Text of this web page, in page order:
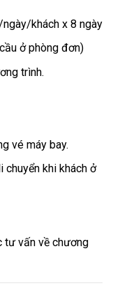
khách x 8 ngày
ở phòng đơn)
trình.
vé máy bay.
chuyển khi khách ở
tư vấn về chương